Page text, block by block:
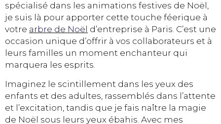
spécialisé dans les animations festives de Noël,
je suis là pour apporter cette touche féerique à
votre arbre de Noël d’entreprise à Paris. C’est une
occasion unique d’offrir à vos collaborateurs et à
leurs familles un moment enchanteur qui
marquera les esprits.
Imaginez le scintillement dans les yeux des
enfants et des adultes, rassemblés dans l’attente
et l’excitation, tandis que je fais naître la magie
de Noël sous leurs yeux ébahis. Avec mes